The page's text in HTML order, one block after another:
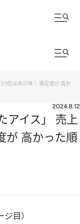
1位はあの味！ 満足度が 高か
2024.8.12
アイス」 売上
が 高かった順
目）